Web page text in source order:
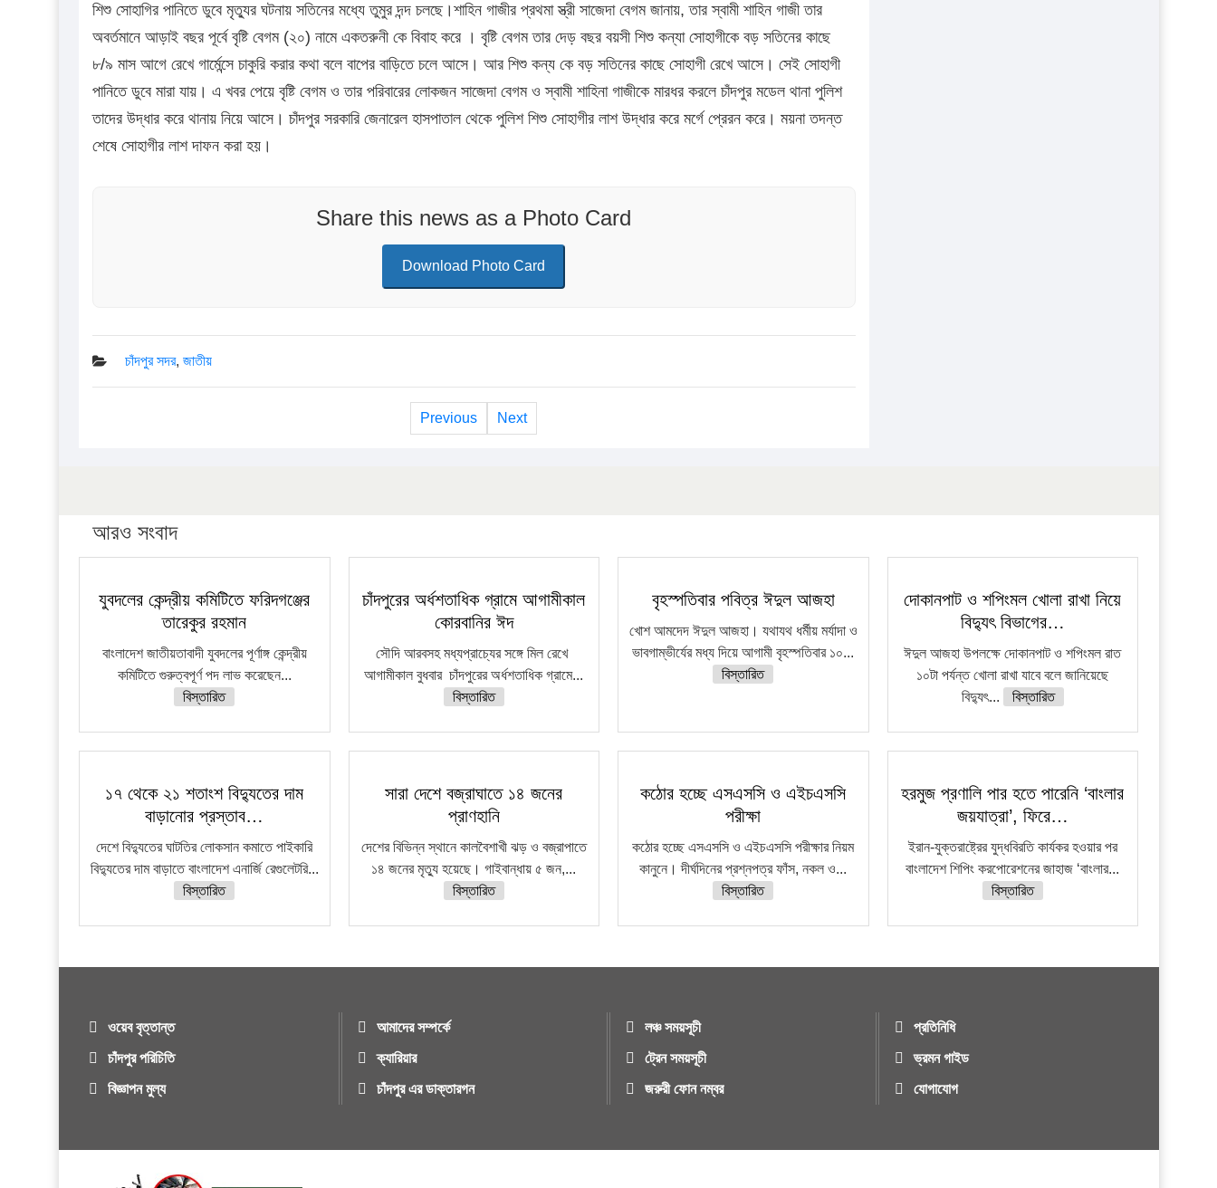
শিশু সোহাগির পানিতে ডুবে মৃত্যুর ঘটনায় সতিনের মধ্যে তুমুর দন্দ চলছে।শাহিন গাজীর প্রথমা স্ত্রী সাজেদা বেগম জানায়, তার স্বামী শাহিন গাজী তার
অবর্তমানে আড়াই বছর পূর্বে বৃষ্টি বেগম (২০) নামে একতরুনী কে বিবাহ করে । বৃষ্টি বেগম তার দেড় বছর বয়সী শিশু কন্যা সোহাগীকে বড় সতিনের কাছে
৮/৯ মাস আগে রেখে গার্মেন্সে চাকুরি করার কথা বলে বাপের বাড়িতে চলে আসে। আর শিশু কন্য কে বড় সতিনের কাছে সোহাগী রেখে আসে। সেই সোহাগী
পানিতে ডুবে মারা যায়। এ খবর পেয়ে বৃষ্টি বেগম ও তার পরিবারের লোকজন সাজেদা বেগম ও স্বামী শাহিনা গাজীকে মারধর করলে চাঁদপুর মডেল থানা পুলিশ
তাদের উদ্ধার করে থানায় নিয়ে আসে। চাঁদপুর সরকারি জেনারেল হাসপাতাল থেকে পুলিশ শিশু সোহাগীর লাশ উদ্ধার করে মর্গে প্রেরন করে। ময়না তদন্ত
শেষে সোহাগীর লাশ দাফন করা হয়।
Share this news as a Photo Card
Download Photo Card
চাঁদপুর সদর, জাতীয়
Previous Next
আরও সংবাদ
যুবদলের কেন্দ্রীয় কমিটিতে ফরিদগঞ্জের
তারেকুর রহমান
বাংলাদেশ জাতীয়তাবাদী যুবদলের পূর্ণাঙ্গ কেন্দ্রীয়
কমিটিতে গুরুত্বপূর্ণ পদ লাভ করেছেন...
বিস্তারিত
চাঁদপুরের অর্ধশতাধিক গ্রামে আগামীকাল
কোরবানির ঈদ
সৌদি আরবসহ মধ্যপ্রাচ্যের সঙ্গে মিল রেখে
আগামীকাল বুধবার চাঁদপুরের অর্ধশতাধিক গ্রামে...
বিস্তারিত
বৃহস্পতিবার পবিত্র ঈদুল আজহা
খোশ আমদেদ ঈদুল আজহা। যথাযথ ধর্মীয় মর্যাদা ও
ভাবগাম্ভীর্যের মধ্য দিয়ে আগামী বৃহস্পতিবার ১০...
বিস্তারিত
দোকানপাট ও শপিংমল খোলা রাখা নিয়ে
বিদ্যুৎ বিভাগের…
ঈদুল আজহা উপলক্ষে দোকানপাট ও শপিংমল রাত
১০টা পর্যন্ত খোলা রাখা যাবে বলে জানিয়েছে
বিদ্যুৎ...
বিস্তারিত
১৭ থেকে ২১ শতাংশ বিদ্যুতের দাম
বাড়ানোর প্রস্তাব…
দেশে বিদ্যুতের ঘাটতির লোকসান কমাতে পাইকারি
বিদ্যুতের দাম বাড়াতে বাংলাদেশ এনার্জি রেগুলেটরি...
বিস্তারিত
সারা দেশে বজ্রাঘাতে ১৪ জনের
প্রাণহানি
দেশের বিভিন্ন স্থানে কালবৈশাখী ঝড় ও বজ্রাপাতে
১৪ জনের মৃত্যু হয়েছে। গাইবান্ধায় ৫ জন,...
বিস্তারিত
কঠোর হচ্ছে এসএসসি ও এইচএসসি
পরীক্ষা
কঠোর হচ্ছে এসএসসি ও এইচএসসি পরীক্ষার নিয়ম
কানুনে। দীর্ঘদিনের প্রশ্নপত্র ফাঁস, নকল ও...
বিস্তারিত
হরমুজ প্রণালি পার হতে পারেনি ‘বাংলার
জয়যাত্রা’, ফিরে…
ইরান-যুক্তরাষ্ট্রের যুদ্ধবিরতি কার্যকর হওয়ার পর
বাংলাদেশ শিপিং করপোরেশনের জাহাজ ‘বাংলার...
বিস্তারিত
ওয়েব বৃত্তান্ত
চাঁদপুর পরিচিতি
বিজ্ঞাপন মুল্য
আমাদের সম্পর্কে
ক্যারিয়ার
চাঁদপুর এর ডাক্তারগন
লঞ্চ সময়সূচী
ট্রেন সময়সূচী
জরুরী ফোন নম্বর
প্রতিনিধি
ভ্রমন গাইড
যোগাযোগ